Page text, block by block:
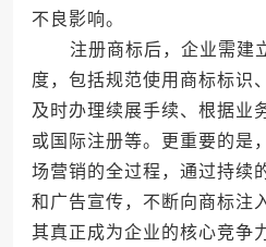
不良影响。
注册商标后，企业需建立
度，包括规范使用商标标识
及时办理续展手续、根据业
或国际注册等。更重要的是
场营销的全过程，通过持续
和广告宣传，不断向商标注
其真正成为企业的核心竞争